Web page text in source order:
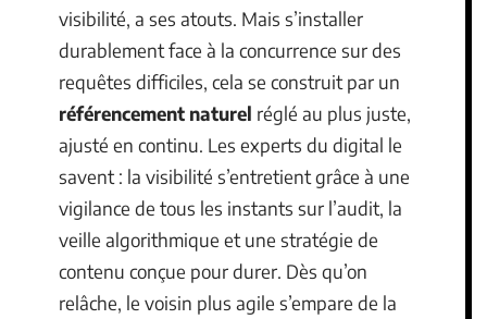
visibilité, a ses atouts. Mais s’installer
durablement face à la concurrence sur des
requêtes difficiles, cela se construit par un
référencement naturel réglé au plus juste,
ajusté en continu. Les experts du digital le
savent : la visibilité s’entretient grâce à une
vigilance de tous les instants sur l’audit, la
veille algorithmique et une stratégie de
contenu conçue pour durer. Dès qu’on
relâche, le voisin plus agile s’empare de la